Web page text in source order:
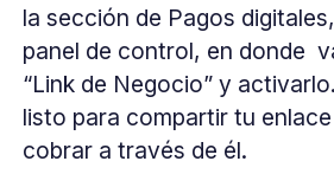
la sección de Pagos
panel de control, en donde
“Link de Negocio” y
listo para compartir tu
cobrar a través de él.